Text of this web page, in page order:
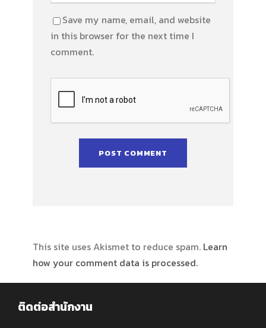
Save my name, email, and website
in this browser for the next time I
comment.
This site uses Akismet to reduce spam. Learn
how your comment data is processed.
ติดต่อสำนักงาน